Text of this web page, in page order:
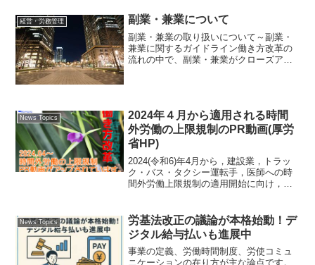
経営・労務管理 副業・兼業について
副業・兼業の取り扱いについて～副業・
兼業に関するガイドライン働き方改革の
流れの中で、副業・兼業がクローズアッ
News Topics
2024年４月から適用される時間
外労働の上限規制のPR動画(厚労
省HP)
2024(令和6)年4月から，建設業，トラッ
ク・バス・タクシー運転手，医師への時
間外労働上限規制の適用開始に向け，厚
News Topics
労基法改正の議論が本格始動！デ
ジタル給与払いも進展中
事業の定義、労働時間制度、労使コミュ
ニケーションの在り方が主な論点です。